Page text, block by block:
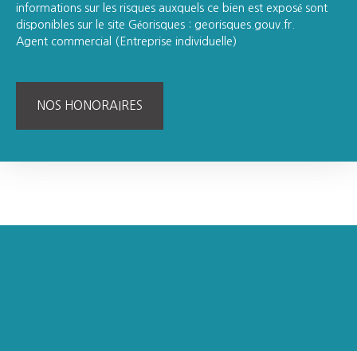
informations sur les risques auxquels ce bien est exposé sont
disponibles sur le site Géorisques : georisques.gouv.fr.
Agent commercial (Entreprise individuelle)
NOS HONORAIRES